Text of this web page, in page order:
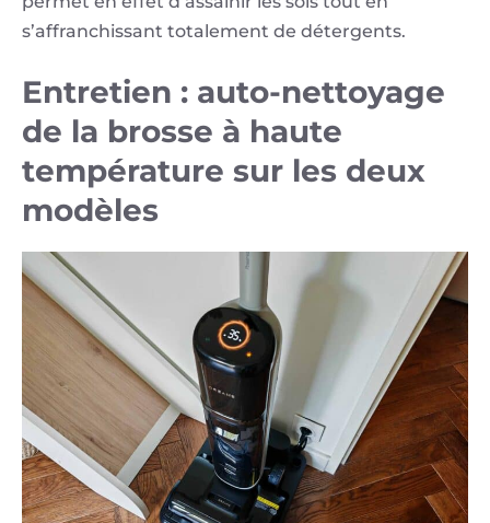
s’affranchissant totalement de détergents.
Entretien : auto-nettoyage
de la brosse à haute
température sur les deux
modèles